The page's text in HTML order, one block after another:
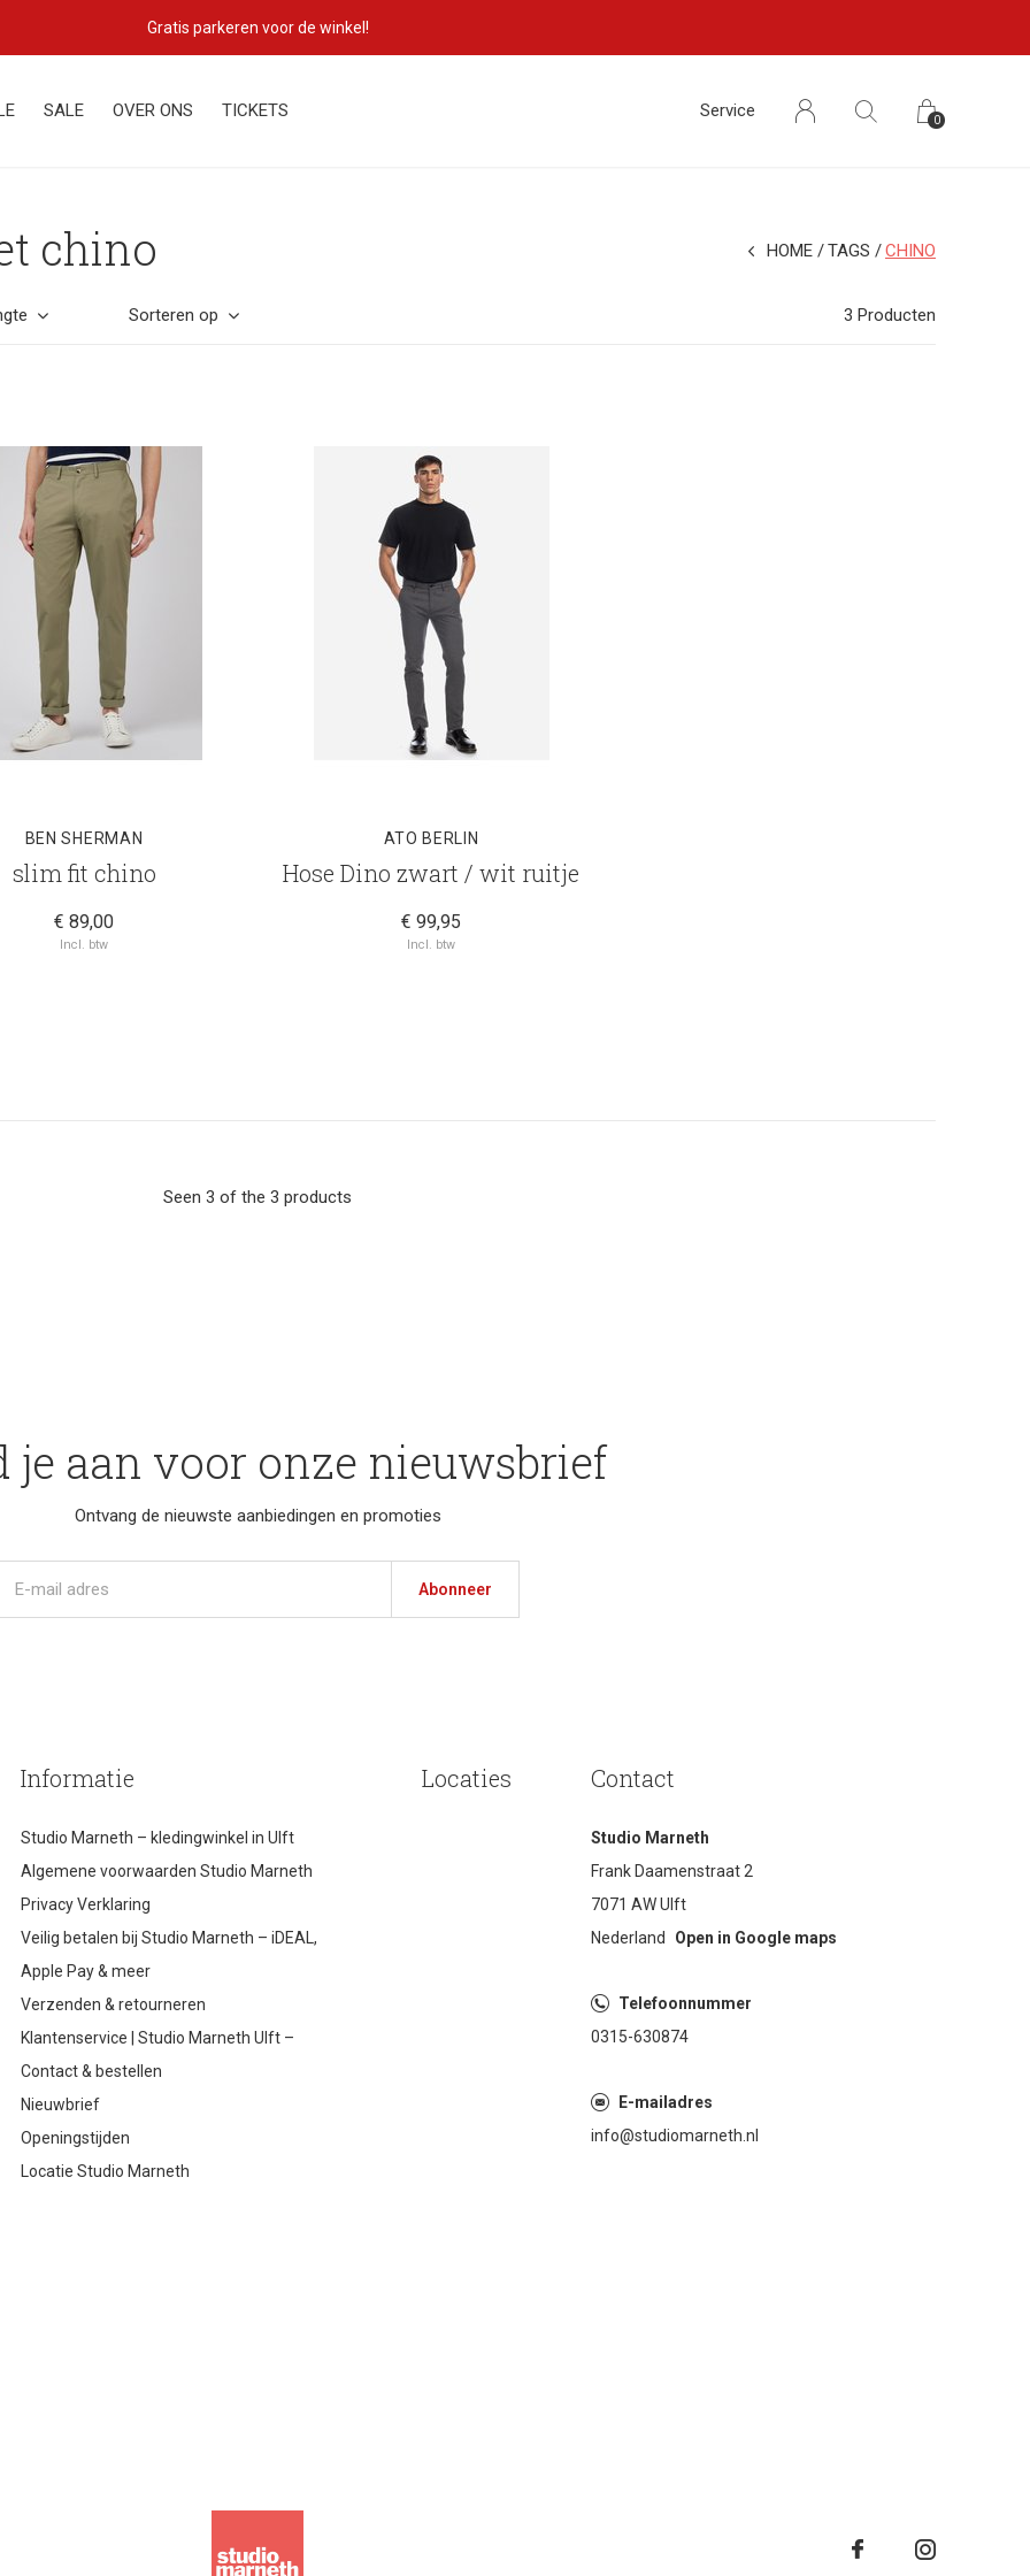
SALE OVER ONS TICKETS Service 0
Lekker eigenzinnig!
chino HOME TAGS CHINO
Sorteren op 3 Producten
BEN SHERMAN
slim fit chino
€ 89,00
Incl. btw
ATO BERLIN
Hose Dino zwart / wit ruitje
€ 99,95
Incl. btw
Seen 3 of the 3 products
je aan voor onze nieuwsbrief
Ontvang de nieuwste aanbiedingen en promoties
Abonneer
Informatie
Studio Marneth – kledingwinkel in Ulft
Algemene voorwaarden Studio Marneth
Privacy Verklaring
Veilig betalen bij Studio Marneth – iDEAL,
Apple Pay & meer
Verzenden & retourneren
Klantenservice | Studio Marneth Ulft –
Contact & bestellen
Nieuwbrief
Openingstijden
Locatie Studio Marneth
Locaties Contact
Studio Marneth
Frank Daamenstraat 2
7071 AW Ulft
Nederland
Open in Google maps
Telefoonnummer
0315-630874
E-mailadres
info@studiomarneth.nl